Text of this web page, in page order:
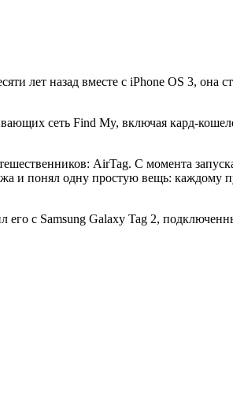
лет назад вместе с iPhone OS 3, она
сеть Find My, включая кард-
AirTag. С момента
и понял одну простую вещь: каждому
его с Samsung Galaxy Tag 2,